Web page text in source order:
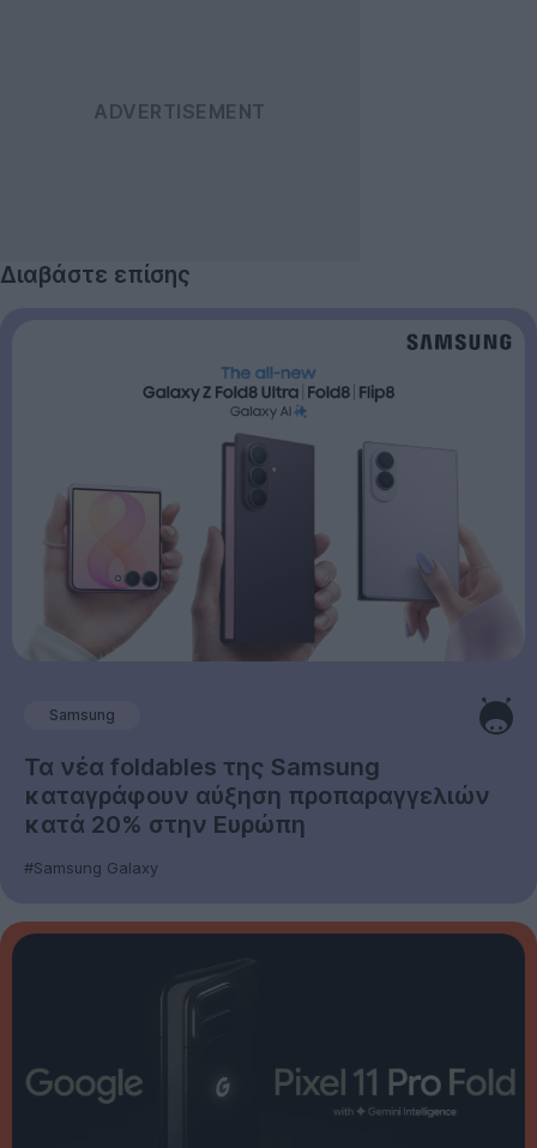
Διαβάστε επίσης
Samsung
Τα νέα foldables της Samsung
καταγράφουν αύξηση προπαραγγελιών
κατά 20% στην Ευρώπη
#Samsung Galaxy